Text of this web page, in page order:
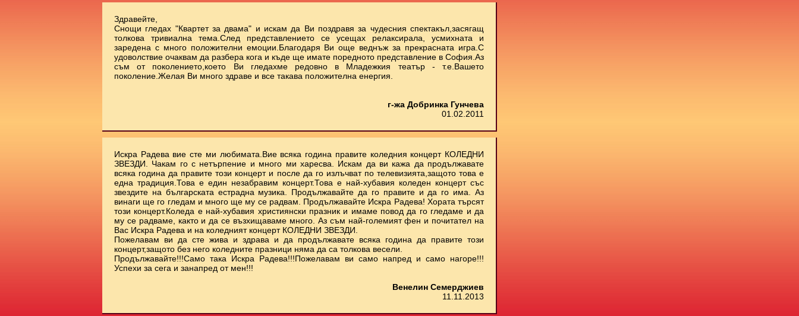
Здравейте,
Снощи гледах "Квартет за двама" и искам да Ви поздравя за чудесния спектакъл,засягащ
толкова тривиална тема.След представлението се усещах релаксирала, усмихната и
заредена с много положителни емоции.Благодаря Ви още веднъж за прекрасната игра.С
удоволствие очаквам да разбера кога и къде ще имате поредното представление в София.Аз
съм от поколението,което Ви гледахме редовно в Младежкия театър - т.е.Вашето
поколение.Желая Ви много здраве и все такава положителна енергия.
г-жа Добринка Гунчева
01.02.2011
Искра Радева вие сте ми любимата.Вие всяка година правите коледния концерт КОЛЕДНИ
ЗВЕЗДИ. Чакам го с нетърпение и много ми харесва. Искам да ви кажа да продължавате
всяка година да правите този концерт и после да го излъчват по телевизията,защото това е
една традиция.Това е един незабравим концерт.Това е най-хубавия коледен концерт със
звездите на българската естрадна музика. Продължавайте да го правите и да го има. Аз
винаги ще го гледам и много ще му се радвам. Продължавайте Искра Радева! Хората търсят
този концерт.Коледа е най-хубавия християнски празник и имаме повод да го гледаме и да
му се радваме, както и да се възхищаваме много. Аз съм най-големият фен и почитател на
Вас Искра Радева и на коледният концерт КОЛЕДНИ ЗВЕЗДИ.
Пожелавам ви да сте жива и здрава и да продължавате всяка година да правите този
концерт,защото без него коледните празници няма да са толкова весели.
Продължавайте!!!Само така Искра Радева!!!Пожелавам ви само напред и само нагоре!!!
Успехи за сега и занапред от мен!!!
Венелин Семерджиев
11.11.2013